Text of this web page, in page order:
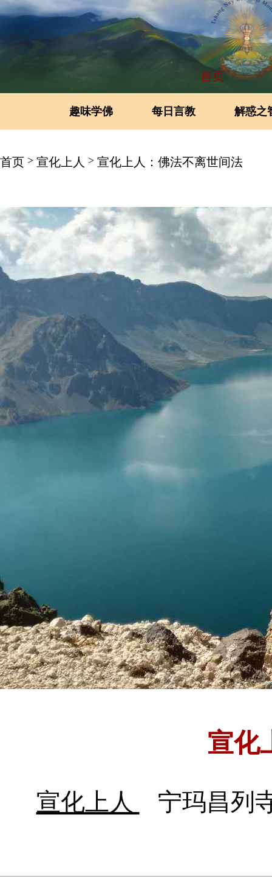
首页
趣味学佛 每日言教 解惑之
首页 > 宣化上人 > 宣化上人：佛法不离世间法
宣化
宣化上人 宁玛昌列